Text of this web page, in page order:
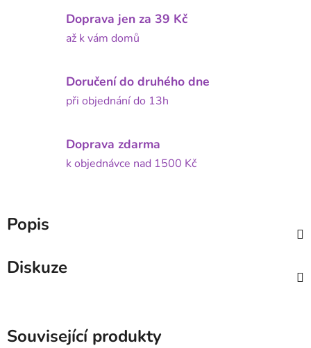
Doprava jen za 39 Kč
až k vám domů
Doručení do druhého dne
při objednání do 13h
Doprava zdarma
k objednávce nad 1500 Kč
Popis
Diskuze
Související produkty